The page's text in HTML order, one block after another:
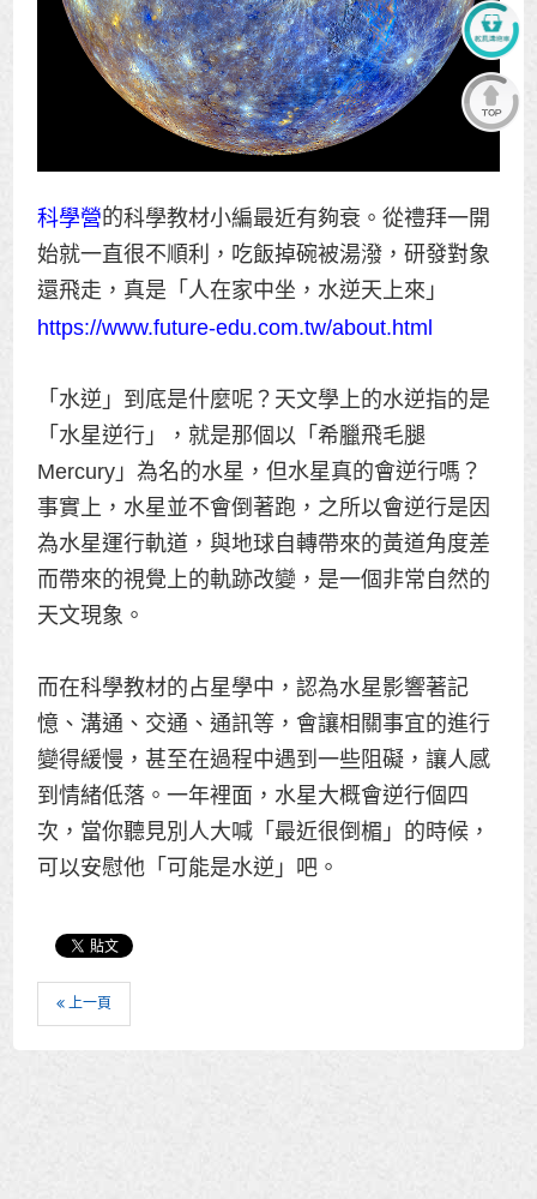
科學營的科學教材小編最近有夠衰。從禮拜一開
始就一直很不順利，吃飯掉碗被湯潑，研發對象
還飛走，真是「人在家中坐，水逆天上來」
https://www.future-edu.com.tw/about.html
「水逆」到底是什麼呢？天文學上的水逆指的是
「水星逆行」，就是那個以「希臘飛毛腿
Mercury」為名的水星，但水星真的會逆行嗎？
事實上，水星並不會倒著跑，之所以會逆行是因
為水星運行軌道，與地球自轉帶來的黃道角度差
而帶來的視覺上的軌跡改變，是一個非常自然的
天文現象。
而在科學教材的占星學中，認為水星影響著記
憶、溝通、交通、通訊等，會讓相關事宜的進行
變得緩慢，甚至在過程中遇到一些阻礙，讓人感
到情緒低落。一年裡面，水星大概會逆行個四
次，當你聽見別人大喊「最近很倒楣」的時候，
可以安慰他「可能是水逆」吧。
上一頁